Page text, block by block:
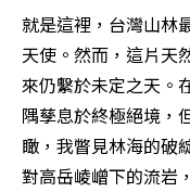
就是這裡，台灣山林
天使。然而，這片天
來仍繫於未定之天。
隅孳息於終極絕境，
瞰，我瞥見林海的破
對高岳崚嶒下的流岩